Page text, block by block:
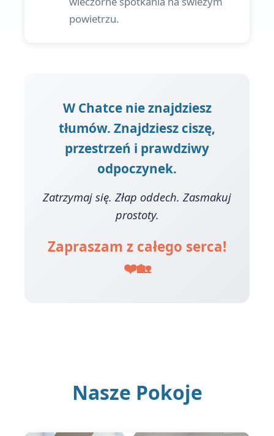
powietrzu.
W Chatce nie znajdziesz
tłumów. Znajdziesz ciszę,
przestrzeń i prawdziwy
odpoczynek.
Zatrzymaj się. Złap oddech. Zasmakuj
prostoty.
Zapraszam z całego serca!
❤️🏡
Nasze Pokoje